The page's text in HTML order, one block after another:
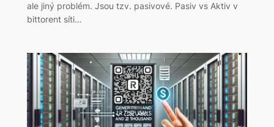
ale jiný problém. Jsou tzv. pasivové. Pasiv vs Aktiv v
bittorent síti…